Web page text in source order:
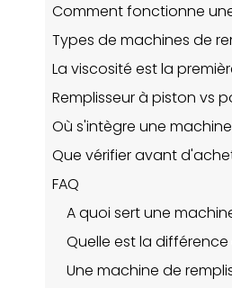
Comment fonctionne
Types de machines de
La viscosité est la
Remplisseur à piston vs
Où s'intègre une
Que vérifier avant
FAQ
A quoi sert une
Quelle est la
Une machine de